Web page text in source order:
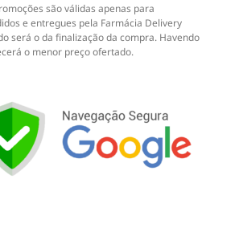
são válidas apenas para
e entregues pela Farmácia Delivery
será o da finalização da compra. Havendo
o menor preço ofertado.